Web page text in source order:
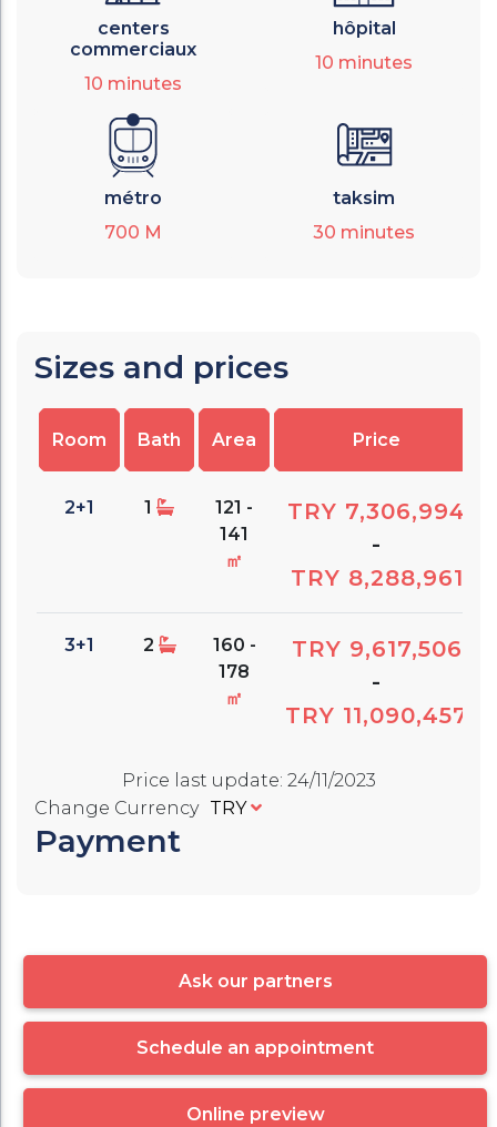
centers
commerciaux
10 minutes
hôpital
10 minutes
métro
700 M
taksim
30 minutes
Sizes and prices
Room Bath Area Price
2+1 1
121 -
141
㎡
TRY 7,306,994
-
TRY 8,288,961
3+1 2
160 -
178
㎡
TRY 9,617,506
-
TRY 11,090,457
Price last update: 24/11/2023
Change Currency TRY
Payment
Ask our partners
Schedule an appointment
Online preview